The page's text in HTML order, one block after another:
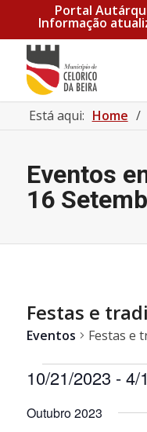
Portal
Informação
Está aqui: Home /
Eventos
16
Festas e
Eventos Festas e
Eventos
10/21/2023 - 4/
a
Outubro 2023